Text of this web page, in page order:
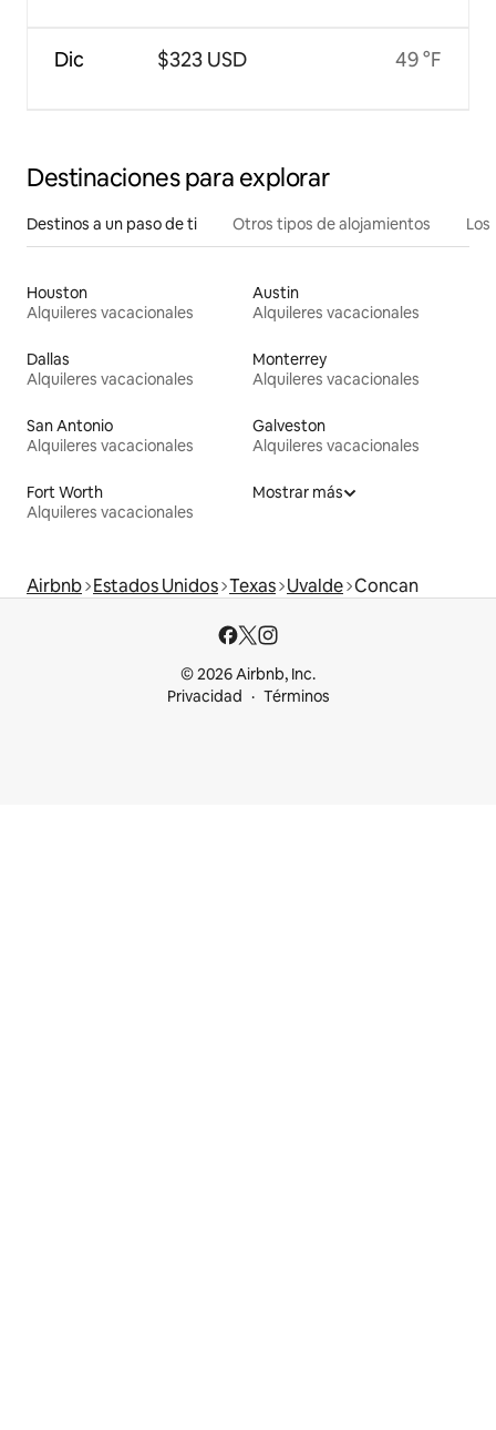
Dic $323 USD 49 °F
Destinaciones para explorar
Destinos a un paso de ti Otros tipos de alojamientos
Houston
Alquileres vacacionales
Austin
Alquileres vacacionales
Dallas
Alquileres vacacionales
Monterrey
Alquileres vacacionales
San Antonio
Alquileres vacacionales
Galveston
Alquileres vacacionales
Fort Worth
Alquileres vacacionales
Mostrar más
Airbnb Estados Unidos Texas Uvalde Concan
© 2026 Airbnb, Inc.
Privacidad
Términos